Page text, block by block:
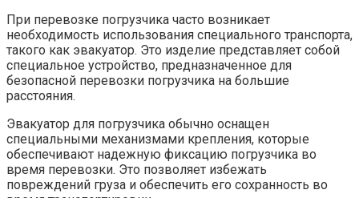
При перевозке погрузчика часто возникает
необходимость использования специального транспорта,
такого как эвакуатор. Это изделие представляет собой
специальное устройство, предназначенное для
безопасной перевозки погрузчика на большие
расстояния.
Эвакуатор для погрузчика обычно оснащен
специальными механизмами крепления, которые
обеспечивают надежную фиксацию погрузчика во
время перевозки. Это позволяет избежать
повреждений груза и обеспечить его сохранность во